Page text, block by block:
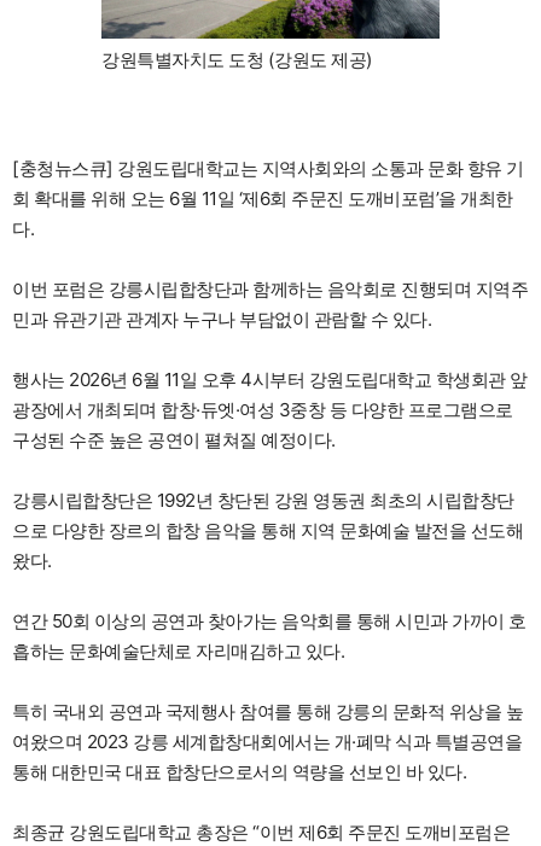
강원특별자치도 도청 (강원도 제공)
[충청뉴스큐] 강원도립대학교는 지역사회와의 소통과 문화 향유 기
회 확대를 위해 오는 6월 11일 ‘제6회 주문진 도깨비포럼’을 개최한
다.
이번 포럼은 강릉시립합창단과 함께하는 음악회로 진행되며 지역주
민과 유관기관 관계자 누구나 부담없이 관람할 수 있다.
행사는 2026년 6월 11일 오후 4시부터 강원도립대학교 학생회관 앞
광장에서 개최되며 합창·듀엣·여성 3중창 등 다양한 프로그램으로
구성된 수준 높은 공연이 펼쳐질 예정이다.
강릉시립합창단은 1992년 창단된 강원 영동권 최초의 시립합창단
으로 다양한 장르의 합창 음악을 통해 지역 문화예술 발전을 선도해
왔다.
연간 50회 이상의 공연과 찾아가는 음악회를 통해 시민과 가까이 호
흡하는 문화예술단체로 자리매김하고 있다.
특히 국내외 공연과 국제행사 참여를 통해 강릉의 문화적 위상을 높
여왔으며 2023 강릉 세계합창대회에서는 개·폐막 식과 특별공연을
통해 대한민국 대표 합창단으로서의 역량을 선보인 바 있다.
최종균 강원도립대학교 총장은 “이번 제6회 주문진 도깨비포럼은